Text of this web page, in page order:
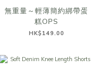
無重量～輕薄簡約綁帶蛋
糕OPS
HK$149.00